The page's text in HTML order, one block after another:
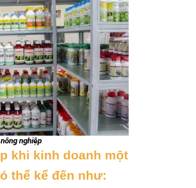
nghiệp
khi kinh doanh một
thể kể đến như: